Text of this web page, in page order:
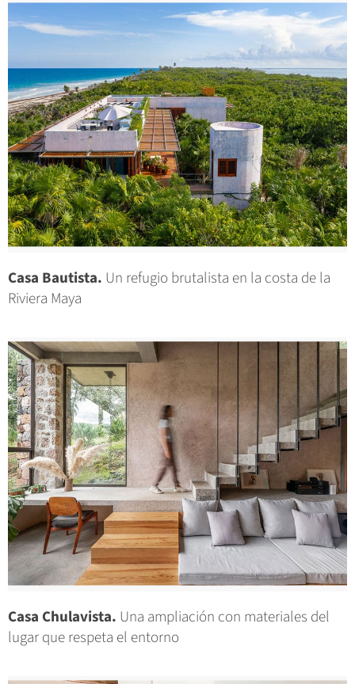
Casa Bautista. Un refugio brutalista en la costa de la
Riviera Maya
Casa Chulavista. Una ampliación con materiales del
lugar que respeta el entorno